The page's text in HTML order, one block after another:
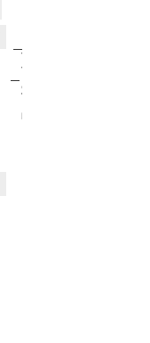
す
す
め
商
品